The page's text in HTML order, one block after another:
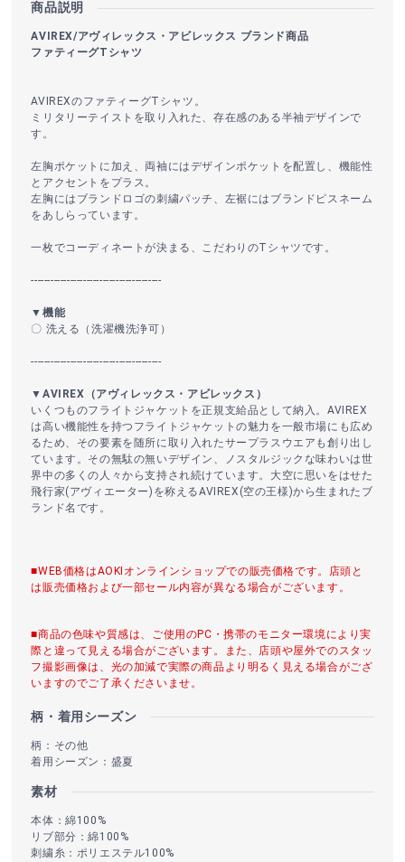
商品説明
AVIREX/アヴィレックス・アビレックス ブランド商品
ファティーグTシャツ
AVIREXのファティーグTシャツ。
ミリタリーテイストを取り入れた、存在感のある半袖デザインで
す。
左胸ポケットに加え、両袖にはデザインポケットを配置し、機能性
とアクセントをプラス。
左胸にはブランドロゴの刺繍パッチ、左裾にはブランドピスネーム
をあしらっています。
一枚でコーディネートが決まる、こだわりのTシャツです。
----------------------------------------
▼機能
〇 洗える（洗濯機洗浄可）
----------------------------------------
▼AVIREX（アヴィレックス・アビレックス）
いくつものフライトジャケットを正規支給品として納入。AVIREX
は高い機能性を持つフライトジャケットの魅力を一般市場にも広め
るため、その要素を随所に取り入れたサープラスウエアも創り出し
ています。その無駄の無いデザイン、ノスタルジックな味わいは世
界中の多くの人々から支持され続けています。大空に思いをはせた
飛行家(アヴィエーター)を称えるAVIREX(空の王様)から生まれたブ
ランド名です。
■WEB価格はAOKIオンラインショップでの販売価格です。店頭と
は販売価格および一部セール内容が異なる場合がございます。
■商品の色味や質感は、ご使用のPC・携帯のモニター環境により実
際と違って見える場合がございます。また、店頭や屋外でのスタッ
フ撮影画像は、光の加減で実際の商品より明るく見える場合がござ
いますのでご了承くださいませ。
柄・着用シーズン
柄：その他
着用シーズン：盛夏
素材
本体：綿100%
リブ部分：綿100%
刺繍糸：ポリエステル100%